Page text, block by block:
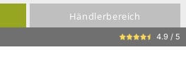
Händlerbereich
4.9 / 5